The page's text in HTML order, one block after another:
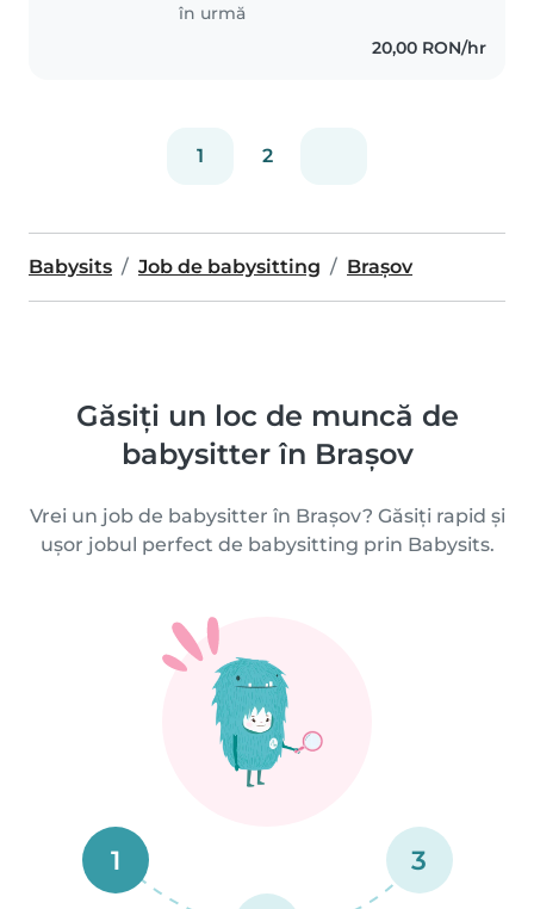
în urmă
20,00 RON/hr
1 2
Babysits Job de babysitting Brașov
Găsiți un loc de muncă de
babysitter în Brașov
Vrei un job de babysitter în Brașov? Găsiți rapid și
ușor jobul perfect de babysitting prin Babysits.
1 3